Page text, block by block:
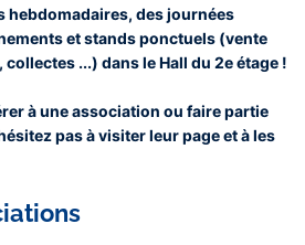
hebdomadaires, des journées
et stands ponctuels (vente
...) dans le Hall du 2e étage !
à une association ou faire partie
pas à visiter leur page et à les